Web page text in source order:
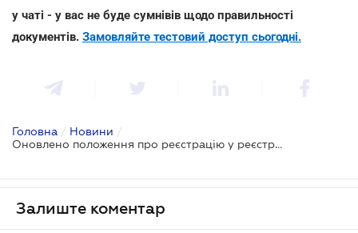
у чаті - у вас не буде сумнівів щодо правильності
документів. Замовляйте тестовий доступ сьогодні.
Головна / Новини /
Оновлено положення про реєстрацію у реєстрі фізосіб - платників податків
Залиште коментар